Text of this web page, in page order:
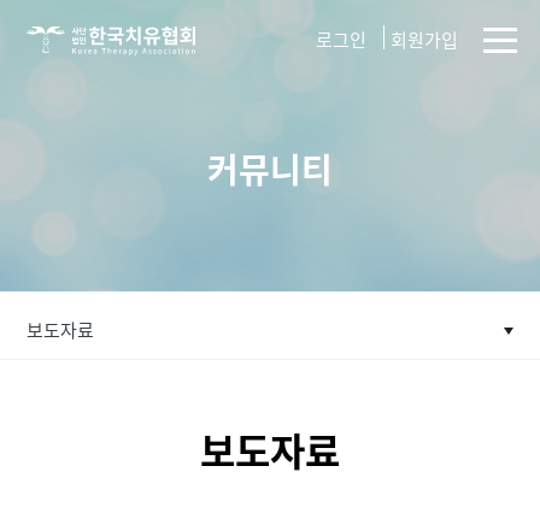
사단법인
로그인 회원가입
커뮤니티
보도자료
보도자료